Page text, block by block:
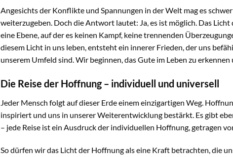
Angesichts der Konflikte und Spannungen in der Welt mag es
weiterzugeben. Doch die Antwort lautet: Ja, es ist möglich. Das Licht
eine Ebene, auf der es keinen Kampf, keine trennenden
diesem Licht in uns leben, entsteht ein innerer Frieden, der uns
unserem Umfeld sind. Wir beginnen, das Gute im Leben zu erkennen
Die Reise der Hoffnung – individuell und universell
Jeder Mensch folgt auf dieser Erde einem einzigartigen Weg.
inspiriert und uns in unserer Weiterentwicklung bestärkt. Es gibt
– jede Reise ist ein Ausdruck der individuellen Hoffnung, getragen
So dürfen wir das Licht der Hoffnung als eine Kraft betrachten, die